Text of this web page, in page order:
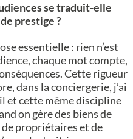
se traduit-elle
prestige ?
essentielle : rien n’est
chaque mot compte,
Cette rigueur
dans la conciergerie, j’ai
et cette même discipline
on gère des biens de
propriétaires et de